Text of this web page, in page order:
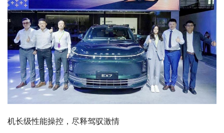
机长级性能操控，尽释驾驭激情